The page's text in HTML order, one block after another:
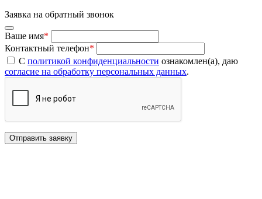
Заявка на обратный звонок
Ваше имя*
Контактный телефон*
С политикой конфиденциальности ознакомлен(а), даю
согласие на обработку персональных данных.
Отправить заявку